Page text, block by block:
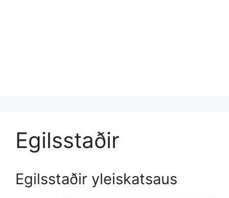
Egilsstaðir
Egilsstaðir yleiskatsaus